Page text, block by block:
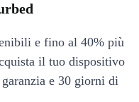
e fino al 40% più
il tuo dispositivo
e 30 giorni di